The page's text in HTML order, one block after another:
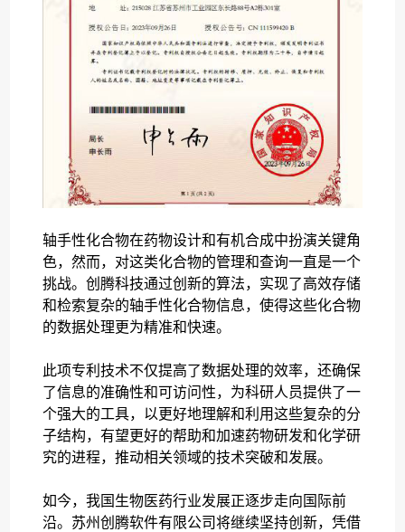
轴手性化合物在药物设计和有机合成中扮演关键角
色，然而，对这类化合物的管理和查询一直是一个
挑战。创腾科技通过创新的算法，实现了高效存储
和检索复杂的轴手性化合物信息，使得这些化合物
的数据处理更为精准和快速。
此项专利技术不仅提高了数据处理的效率，还确保
了信息的准确性和可访问性，为科研人员提供了一
个强大的工具，以更好地理解和利用这些复杂的分
子结构，有望更好的帮助和加速药物研发和化学研
究的进程，推动相关领域的技术突破和发展。
如今，我国生物医药行业发展正逐步走向国际前
沿。苏州创腾软件有限公司将继续坚持创新，凭借